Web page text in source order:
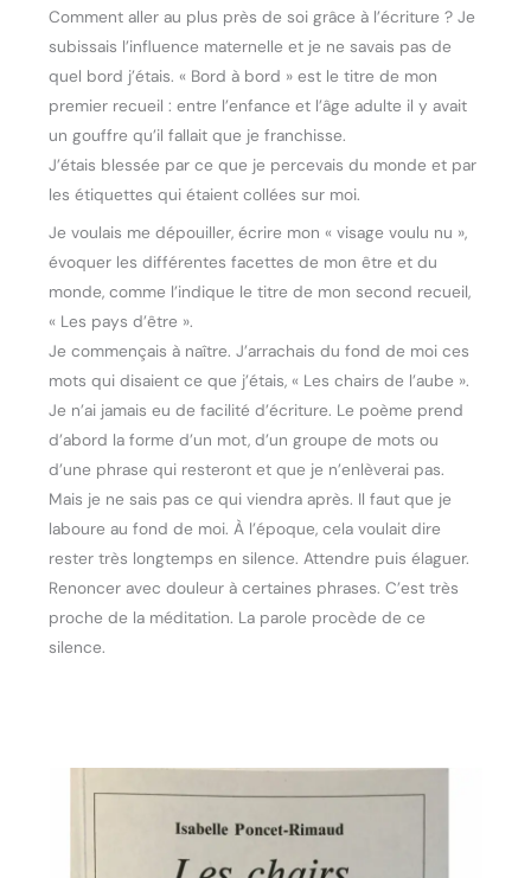
Comment aller au plus près de soi grâce à l’écriture ? Je
subissais l’influence maternelle et je ne savais pas de
quel bord j’étais. « Bord à bord » est le titre de mon
premier recueil : entre l’enfance et l’âge adulte il y avait
un gouffre qu’il fallait que je franchisse.
J’étais blessée par ce que je percevais du monde et par
les étiquettes qui étaient collées sur moi.
Je voulais me dépouiller, écrire mon « visage voulu nu »,
évoquer les différentes facettes de mon être et du
monde, comme l’indique le titre de mon second recueil,
« Les pays d’être ».
Je commençais à naître. J’arrachais du fond de moi ces
mots qui disaient ce que j’étais, « Les chairs de l’aube ».
Je n’ai jamais eu de facilité d’écriture. Le poème prend
d’abord la forme d’un mot, d’un groupe de mots ou
d’une phrase qui resteront et que je n’enlèverai pas.
Mais je ne sais pas ce qui viendra après. Il faut que je
laboure au fond de moi. À l’époque, cela voulait dire
rester très longtemps en silence. Attendre puis élaguer.
Renoncer avec douleur à certaines phrases. C’est très
proche de la méditation. La parole procède de ce
silence.